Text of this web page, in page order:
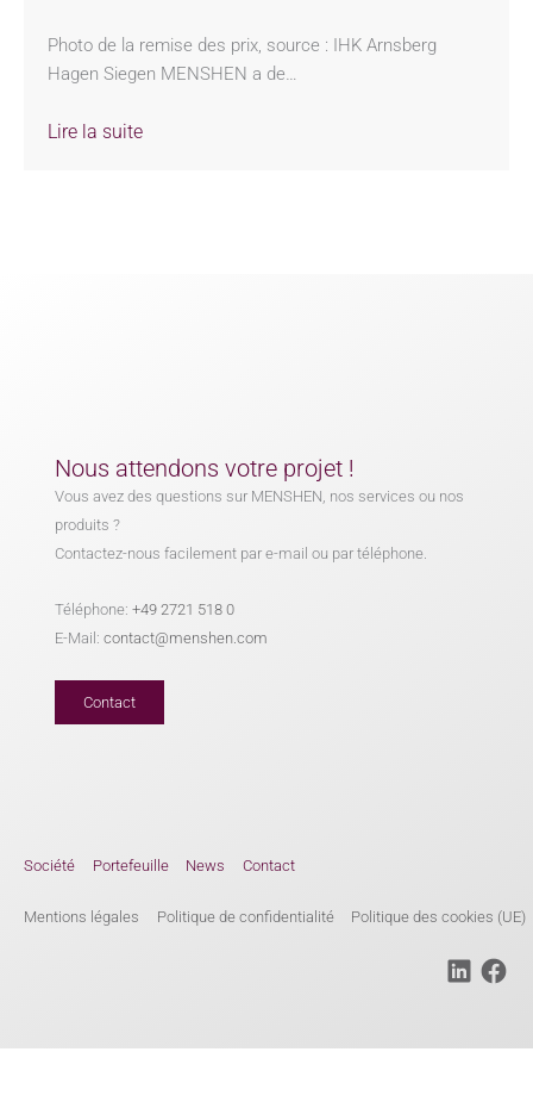
Photo de la remise des prix, source : IHK Arnsberg
Hagen Siegen MENSHEN a de…
Lire la suite
Nous attendons votre projet !
Vous avez des questions sur MENSHEN, nos services ou nos
produits ?
Contactez-nous facilement par e-mail ou par téléphone.
Téléphone:+49 2721 518 0
E-Mail:contact@menshen.com
Contact
Société Portefeuille News Contact
Mentions légales Politique de confidentialité Politique des cookies (UE)